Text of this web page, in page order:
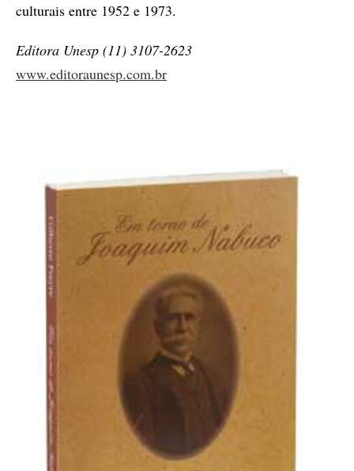
culturais entre 1952 e 1973.
Editora Unesp (11) 3107-2623
www.editoraunesp.com.br